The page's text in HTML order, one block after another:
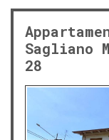
Sagliano
28